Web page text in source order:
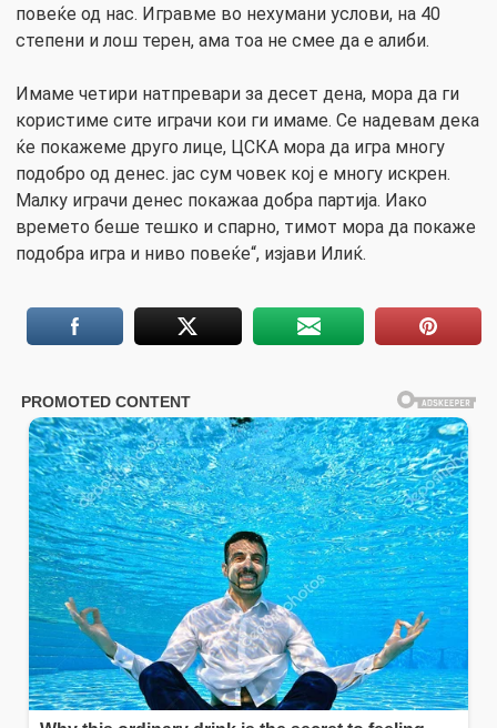
повеќе од нас. Игравме во нехумани услови, на 40
степени и лош терен, ама тоа не смее да е алиби.
Имаме четири натпревари за десет дена, мора да ги
користиме сите играчи кои ги имаме. Се надевам дека
ќе покажеме друго лице, ЦСКА мора да игра многу
подобро од денес. јас сум човек кој е многу искрен.
Малку играчи денес покажаа добра партија. Иако
времето беше тешко и спарно, тимот мора да покаже
подобра игра и ниво повеќе“, изјави Илиќ.